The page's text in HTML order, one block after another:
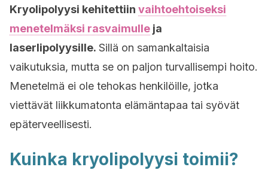
Kryolipolyysi kehitettiin vaihtoehtoiseksi
menetelmäksi rasvaimulle ja
laserlipolyysille. Sillä on samankaltaisia
vaikutuksia, mutta se on paljon turvallisempi hoito.
Menetelmä ei ole tehokas henkilöille, jotka
viettävät liikkumatonta elämäntapaa tai syövät
epäterveellisesti.
Kuinka kryolipolyysi toimii?